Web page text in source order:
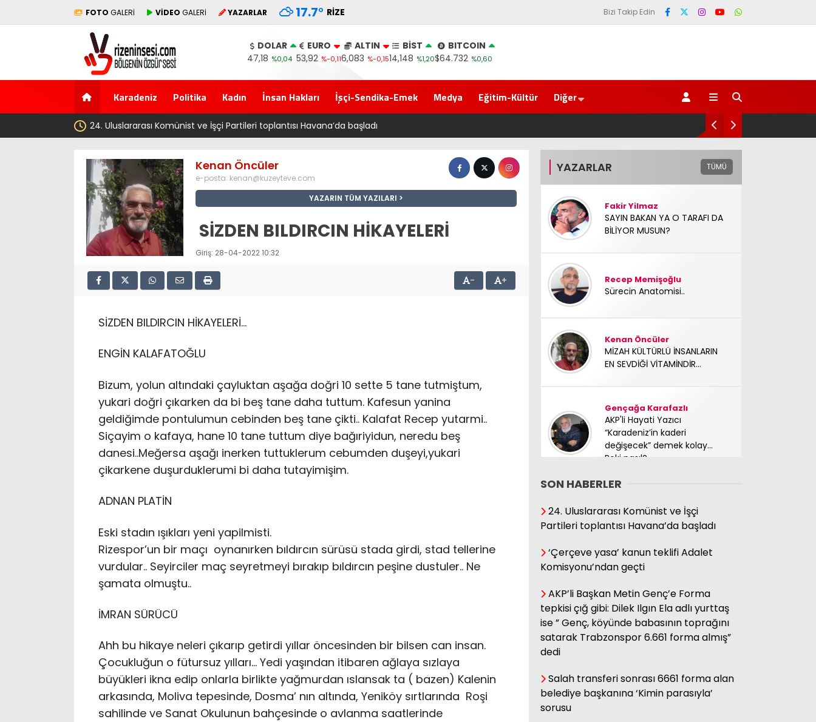
FOTO GALERİ VİDEO GALERİ YAZARLAR 17.7° RIZE Bizi Takip Edin
DOLAR
47,18 %0,04
EURO
53,92 %-0,11
ALTIN
6,083 %-0,15
BİST
14,148 %1,20
BITCOIN
$64.732 %0,60
Karadeniz Politika Kadın İnsan Hakları İşçi-Sendika-Emek Medya Eğitim-Kültür Diğer
24. Uluslararası Komünist ve İşçi Partileri toplantısı Havana’da başladı ‘Çerçeve yasa’ kanun teklifi Adalet
Kenan Öncüler
e-posta: kenan@kuzeyteve.com
YAZARIN TÜM YAZILARI
SİZDEN BILDIRCIN HİKAYELERİ
Giriş: 28-04-2022 10:32
- +
SİZDEN BILDIRCIN HİKAYELERİ…
ENGİN KALAFATOĞLU
Bizum, yolun altındaki çayluktan aşağa doğri 10 sette 5 tane tutmiştum,
yukari doğri çıkarken da bi beş tane daha tuttum. Kafesun yanina
geldiğimde pontulumun cebinden beş tane çikti.. Kalafat Recep yutarmi..
Siçayim o kafaya, hane 10 tane tuttum diye bağıriyidun, neredu beş
danesi..Meğersa aşağı inerken tuttuklerum cebumden duşeyi,yukari
çikarkene duşurduklerumi bi daha tutayimişim.
ADNAN PLATİN
Eski stadın ışıkları yeni yapilmisti.
Rizespor’un bir maçı oynanırken bıldırcın sürüsü stada girdi, stad tellerine
vurdular.. Seyirciler maç seyretmeyi bırakıp bıldırcın peşine dustuler.. Ne
şamata olmuştu..
İMRAN SÜRÜCÜ
Ahh bu hikaye neleri çıkarıp getirdi yıllar öncesinden bir bilsen can insan.
Çocukluğun o fütursuz yılları… Yedi yaşından itibaren ağlaya sızlaya
büyükleri ikna edip onlarla birlikte yağmurdan ıslansak ta ( bazen) Kalenin
arkasında, Moliva tepesinde, Dosma’ nın altında, Yeniköy sırtlarında Roşi
sahilinde ve Sanat Okulunun bahçesinde o avlanma saatlerinde
YAZARLAR TÜMÜ
Fakir Yilmaz
SAYIN BAKAN YA O TARAFI DA
BİLİYOR MUSUN?
Recep Memişoğlu
Sürecin Anatomisi..
Kenan Öncüler
MİZAH KÜLTÜRLÜ İNSANLARIN
EN SEVDİĞİ VİTAMİNDİR...
Gençağa Karafazlı
AKP'li Hayati Yazıcı
“Karadeniz’in kaderi
değişecek” demek kolay…
Peki nasıl?
Mücadele arkadaşımız
yoldaşımız TC Sinan Kutay
sağ olsun.
Adnan Onay
CHP RİZE MİTİNGİ: SAHİBİNİN
SESİ
.İllada Barış...
SON HABERLER
24. Uluslararası Komünist ve İşçi
Partileri toplantısı Havana’da başladı
‘Çerçeve yasa’ kanun teklifi Adalet
Komisyonu’ndan geçti
AKP’li Başkan Metin Genç’e Forma
tepkisi çığ gibi: Dilek Ilgın Ela adlı yurttaş
ise ” Genç, köyünde babasının toprağını
satarak Trabzonspor 6.661 forma almış”
dedi
Salah transferi sonrası 6661 forma alan
belediye başkanına ‘Kimin parasıyla’
sorusu